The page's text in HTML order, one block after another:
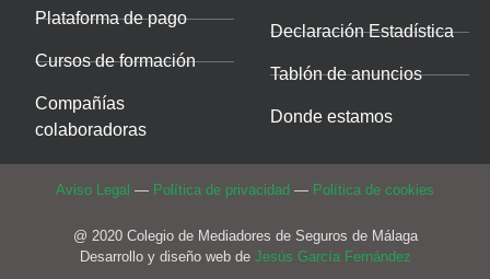
Plataforma de pago
Cursos de formación
Compañías
colaboradoras
Declaración Estadística
Tablón de anuncios
Donde estamos
@ 2020 Colegio de Mediadores de Seguros de Málaga
Desarrollo y diseño web de Jesús García Fernández
Aviso Legal — Política de privacidad — Política de cookies